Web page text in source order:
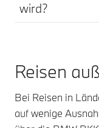
wird?
Reisen
Bei Reisen in
auf wenige